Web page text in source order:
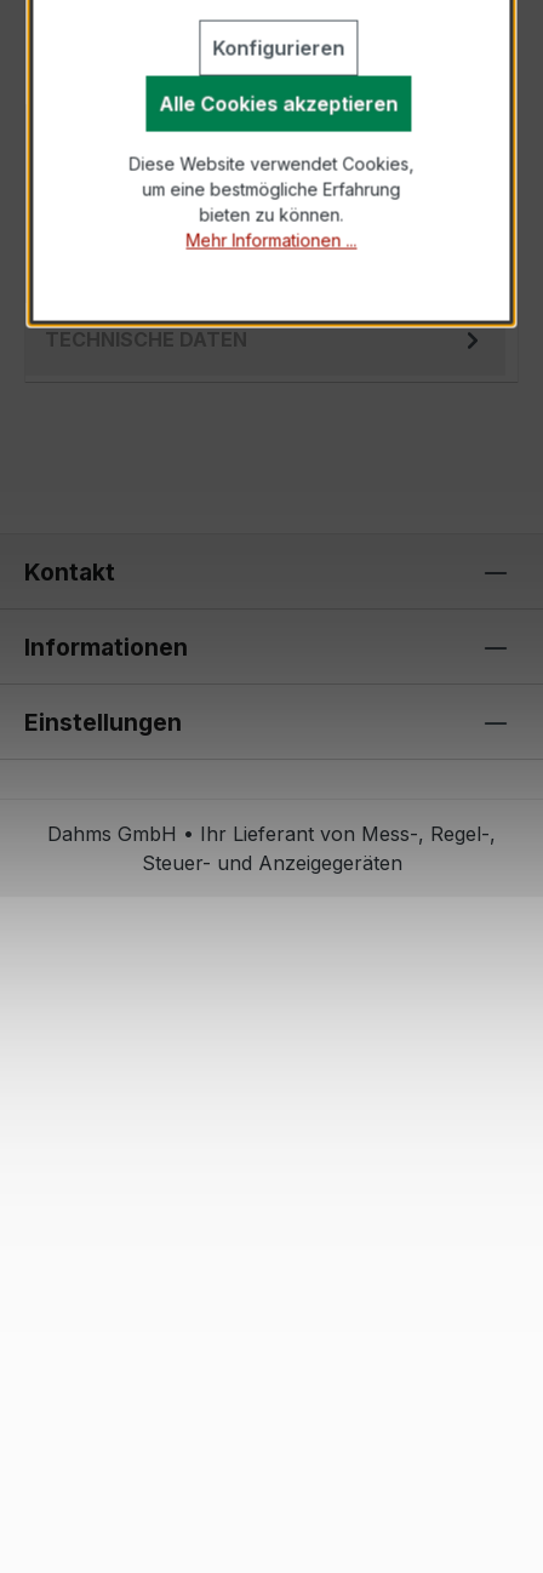
Der EASKD 31.8 3x500/5A 15VA Kl.0,5 ist ein
kompakter, hochpräziser
Verrechnungsstromwandler der bewährten
TECHNISCHE DATEN
Kontakt
Informationen
Einstellungen
Dahms GmbH • Ihr Lieferant von Mess-, Regel-,
Steuer- und Anzeigegeräten
Konfigurieren
Alle Cookies akzeptieren
Diese Website verwendet Cookies,
um eine bestmögliche Erfahrung
bieten zu können.
Mehr Informationen ...